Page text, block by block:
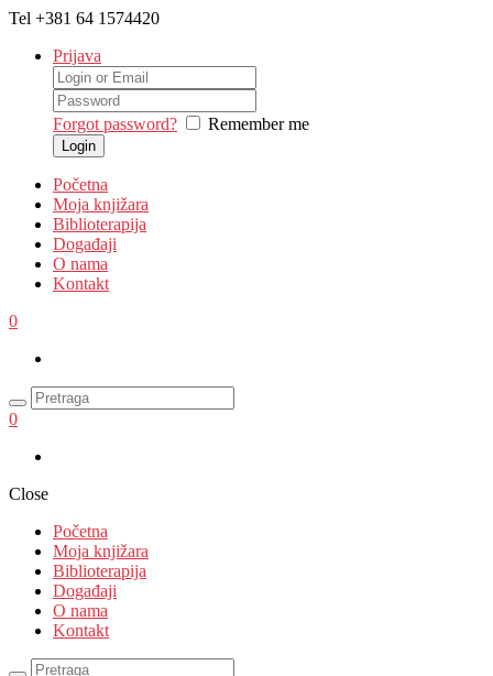
Tel +381 64 1574420
Prijava
Forgot password? Remember me
Početna
Moja knjižara
Biblioterapija
Događaji
O nama
Kontakt
0
0
Close
Početna
Moja knjižara
Biblioterapija
Događaji
O nama
Kontakt